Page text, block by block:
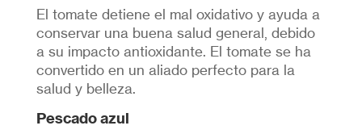
El tomate detiene el mal oxidativo y ayuda a
conservar una buena salud general, debido
a su impacto antioxidante. El tomate se ha
convertido en un aliado perfecto para la
salud y belleza.
Pescado azul